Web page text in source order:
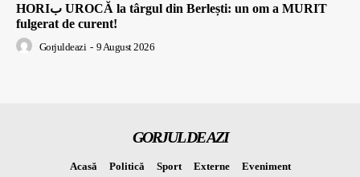
HORIب UROCĂ la târgul din Berlești: un om a MURIT
fulgerat de curent!
Gorjuldeazi - 9 August 2026
GORJUL DE AZI
Acasă Politică Sport Externe Eveniment